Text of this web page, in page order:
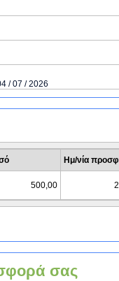
/ 07 / 2026
Ημ/νία
500,00
σας